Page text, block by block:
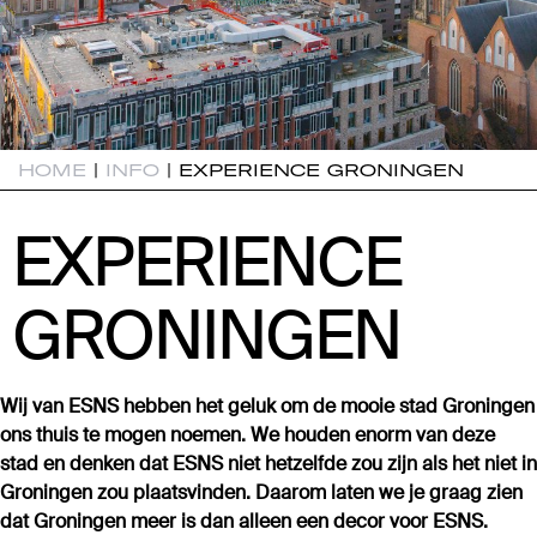
HOME | INFO | EXPERIENCE GRONINGEN
EXPERIENCE
EXPERIENCE
GRONINGEN
GRONINGEN
Wij van ESNS hebben het geluk om de mooie stad Groningen
ons thuis te mogen noemen. We houden enorm van deze
stad en denken dat ESNS niet hetzelfde zou zijn als het niet in
Groningen zou plaatsvinden. Daarom laten we je graag zien
dat Groningen meer is dan alleen een decor voor ESNS.